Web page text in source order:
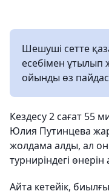
Шешуші сетте
есебімен ұтылып
ойынды өз
Кездесу 2 сағат 55
Юлия Путинцева
жолдама алды, ал
турниріндегі
Айта кетейік,